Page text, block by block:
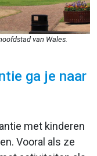
van Wales.
ga je naar
met kinderen
Vooral als ze